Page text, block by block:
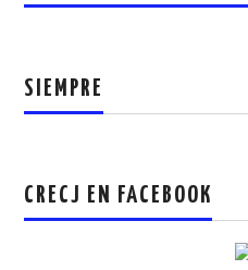
SIEMPRE
CRECJ EN FACEBOOK